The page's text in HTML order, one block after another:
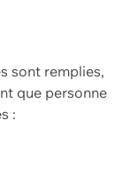
sont remplies,
que personne
: